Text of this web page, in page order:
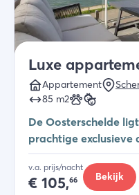
Luxe
Appartement
85 m2
De Oosterschelde
prachtige exclusieve
v.a. prijs/nacht
€ 105,66 Bekijk